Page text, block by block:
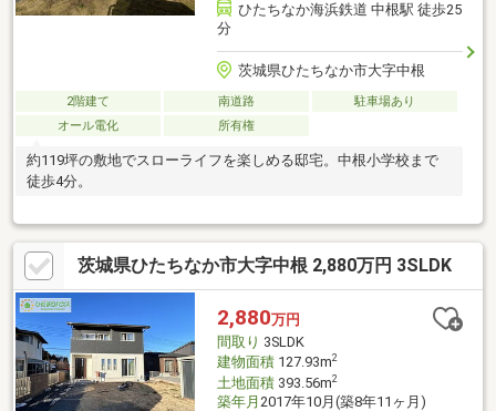
ひたちなか海浜鉄道 中根駅 徒歩25
分
茨城県ひたちなか市大字中根
2階建て 南道路
駐車場あり
オール電化
所有権
約119坪の敷地でスローライフを楽しめる邸宅。中根小学校まで
徒歩4分。
茨城県ひたちなか市大字中根 2,880万円 3SLDK
2,880万円
間取り 3SLDK
建物面積127.93m2
土地面積393.56m2
築年月 2017年10月(築8年11ヶ月)